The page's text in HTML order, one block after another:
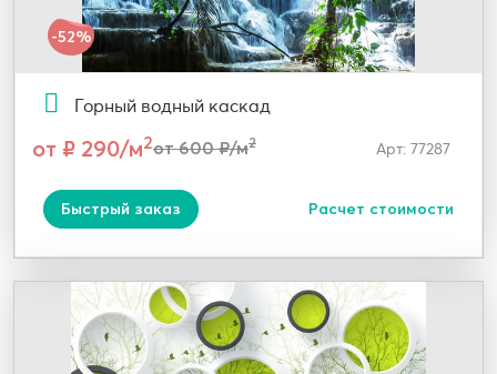
-52%
Горный водный каскад
от ₽ 290/м2от 600 ₽/м2 Арт: 77287
Быстрый заказ Расчет стоимости